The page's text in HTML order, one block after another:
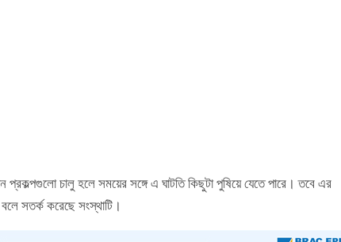
চালু হলে সময়ের সঙ্গে এ ঘাটতি কিছুটা পুষিয়ে যেতে পারে। তবে এর
সতর্ক করেছে সংস্থাটি।